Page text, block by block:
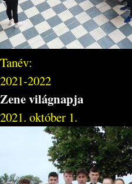
Tanév:
2021-2022
Zene világnapja
2021. október 1.